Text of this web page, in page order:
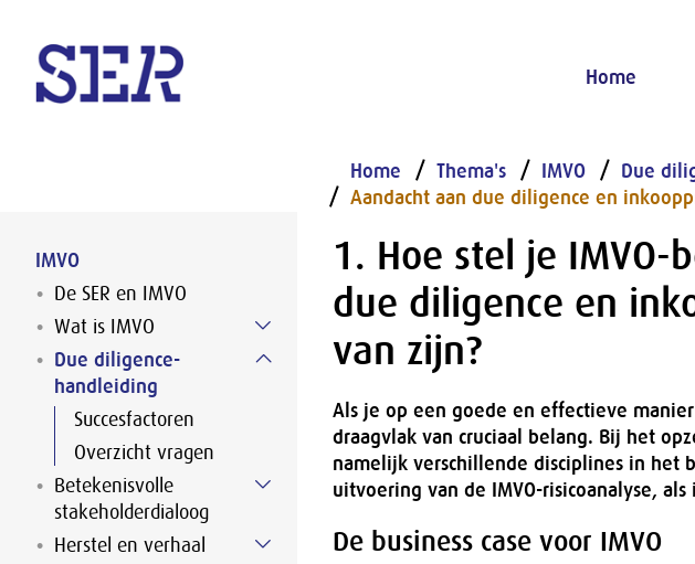
Home
IMVO
De SER en IMVO
Wat is IMVO
Due diligence-
handleiding
Succesfactoren
Overzicht vragen
Betekenisvolle
stakeholderdialoog
Herstel en verhaal
Home Thema's IMVO Due
Aandacht aan due diligence en
1. Hoe stel je IMVO-
due diligence en
van zijn?
Als je op een goede en effectieve
draagvlak van cruciaal belang. Bij het
namelijk verschillende disciplines in
uitvoering van de IMVO-risicoanalyse,
De business case voor IMVO